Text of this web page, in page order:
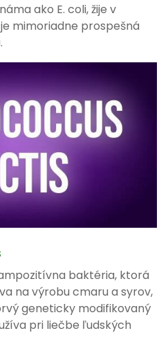
ako E. coli, žije v
mimoriadne prospešná
baktéria, ktorá
na výrobu cmaru a syrov,
geneticky modifikovaný
pri liečbe ľudských